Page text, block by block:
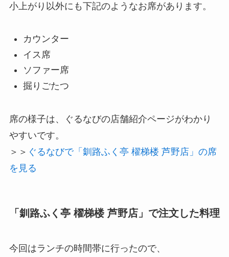
小上がり以外にも下記のようなお席があります。
カウンター
イス席
ソファー席
掘りごたつ
席の様子は、ぐるなびの店舗紹介ページがわかり
やすいです。
＞＞ ぐるなびで「釧路ふく亭 櫂梯楼 芦野店」の席
を見る
「釧路ふく亭 櫂梯楼 芦野店」で注文した料理
今回はランチの時間帯に行ったので、